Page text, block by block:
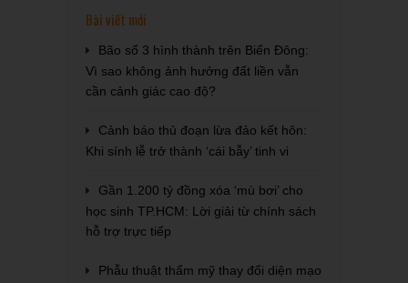
Bài viết mới
Bão số 3 hình thành trên Biển Đông:
Vì sao không ảnh hưởng đất liền vẫn
cần cảnh giác cao độ?
Cảnh báo thủ đoạn lừa đảo kết hôn:
Khi sính lễ trở thành ‘cái bẫy’ tinh vi
Gần 1.200 tỷ đồng xóa ‘mù bơi’ cho
học sinh TP.HCM: Lời giải từ chính sách
hỗ trợ trực tiếp
Phẫu thuật thẩm mỹ thay đổi diện mạo